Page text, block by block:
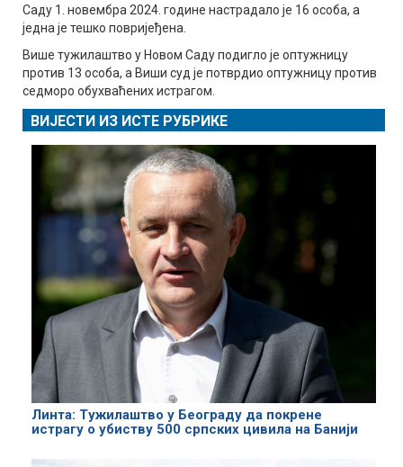
Саду 1. новембра 2024. године настрадало је 16 особа, а
једна је тешко повријеђена.
Више тужилаштво у Новом Саду подигло је оптужницу
против 13 особа, а Виши суд је потврдио оптужницу против
седморо обухваћених истрагом.
ВИЈЕСТИ ИЗ ИСТЕ РУБРИКЕ
Линта: Tужилаштво у Београду да покрене
истрагу о убиству 500 српских цивила на Банији